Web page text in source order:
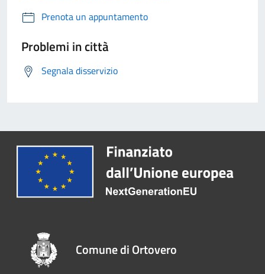
Prenota un appuntamento
Problemi in città
Segnala disservizio
Comune di Ortovero